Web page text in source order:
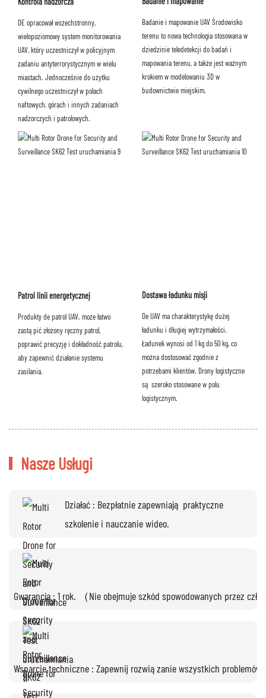
DE opracował wszechstronny,
wielopoziomowy system monitorowania
UAV, który uczestniczył w policyjnym
zadaniu antyterrorystycznym w wielu
miastach. Jednocześnie do użytku
cywilnego uczestniczył w polach
naftowych, górach i innych zadaniach
nadzorczych i patrolowych.
Badanie i mapowanie UAV Środowisko
terenu to nowa technologia stosowana w
dziedzinie teledetekcji do badań i
mapowania terenu, a także jest ważnym
krokiem w modelowaniu 3D w
budownictwie miejskim.
Patrol linii energetycznej
Produkty de patrol UAV. może łatwo
zastąpić złożony ręczny patrol,
poprawić precyzję i dokładność patrolu,
aby zapewnić działanie systemu
zasilania.
Dostawa ładunku misji
De UAV ma charakterystykę dużej
ładunku i długiej wytrzymałości.
Ładunek wynosi od 1 kg do 50 kg, co
można dostosować zgodnie z
potrzebami klientów. Drony logistyczne
są szeroko stosowane w polu
logistycznym.
Nasze Usługi
Działać : Bezpłatnie zapewniają praktyczne
szkolenie i nauczanie wideo.
Gwarancja : 1 rok. （Nie obejmuje szkód spowodowanych przez
Wsparcie techniczne : Zapewnij rozwiązanie wszystkich problemów.